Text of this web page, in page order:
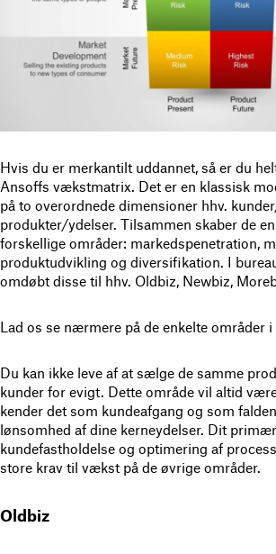
Hvis du er merkantilt uddannet, så er du
Ansoffs vækstmatrix. Det er en klassisk
på to overordnede dimensioner hhv.
produkter/ydelser. Tilsammen skaber de
forskellige områder: markedspenetration,
produktudvikling og diversifikation. I
omdøbt disse til hhv. Oldbiz, Newbiz,
Lad os se nærmere på de enkelte områder
Du kan ikke leve af at sælge de samme
kunder for evigt. Dette område vil altid
kender det som kundeafgang og som
lønsomhed af dine kerneydelser. Dit
kundefastholdelse og optimering af
store krav til vækst på de øvrige områder.
Oldbiz